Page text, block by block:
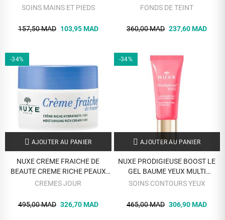
SOINS MAINS ET PIEDS
157,50 MAD 103,95 MAD
HYDRATANTE MEDIUM 30 ML
FONDS DE TEINT
360,00 MAD 237,60 MAD
-34%
AJOUTER AU PANIER
NUXE CREME FRAICHE DE
BEAUTE CREME RICHE PEAUX
SECHES 50 ML
CREMES JOUR
495,00 MAD 326,70 MAD
-34%
AJOUTER AU PANIER
NUXE PRODIGIEUSE BOOST LE
GEL BAUME YEUX MULTI
CORRECTION 15ML
SOINS CONTOURS YEUX
465,00 MAD 306,90 MAD